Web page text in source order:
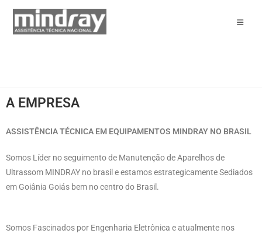
A EMPRESA
ASSISTÊNCIA TÉCNICA EM EQUIPAMENTOS MINDRAY NO BRASIL
Somos Líder no seguimento de Manutenção de Aparelhos de
Ultrassom MINDRAY no brasil e estamos estrategicamente Sediados
em Goiânia Goiás bem no centro do Brasil.
Somos Fascinados por Engenharia Eletrônica e atualmente nos